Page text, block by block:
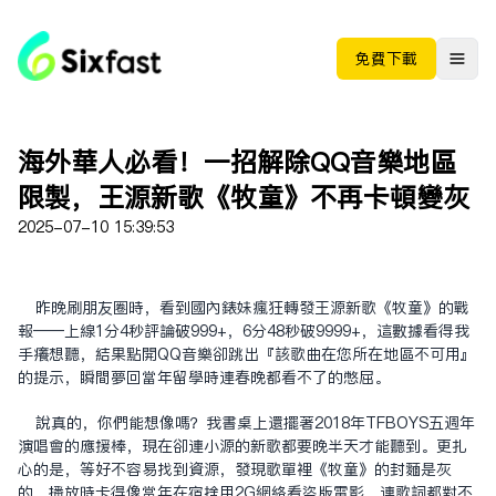
免费下载
海外華人必看！一招解除QQ音樂地區
限制，王源新歌《牧童》不再卡頓變灰
2025-07-10 15:39:53
昨晚刷朋友圈時，看到國內表妹瘋狂轉發王源新歌《牧童》的戰
報——上線1分4秒評論破999+，6分48秒破9999+，這數據看得我
手癢想聽，結果點開QQ音樂卻跳出『該歌曲在您所在地區不可用』
的提示，瞬間夢回當年留學時連春晚都看不了的憋屈。
說真的，你們能想像嗎？我書桌上還擺著2018年TFBOYS五週年
演唱會的應援棒，現在卻連小源的新歌都要晚半天才能聽到。更扎
心的是，等好不容易找到資源，發現歌單裡《牧童》的封面是灰